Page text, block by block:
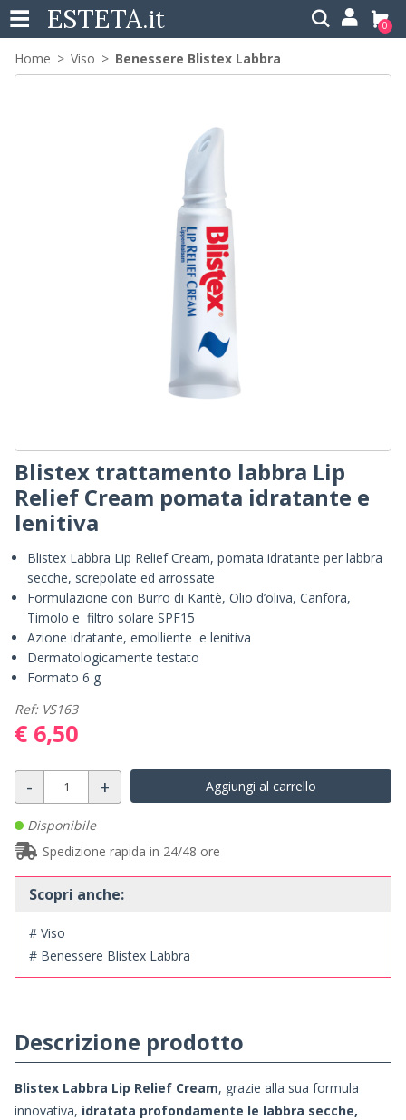
ESTETA.it 0
Home Viso Benessere Blistex Labbra
Blistex trattamento labbra Lip
Relief Cream pomata idratante e
lenitiva
Blistex Labbra Lip Relief Cream, pomata idratante per labbra
secche, screpolate ed arrossate
Formulazione con Burro di Karitè, Olio d’oliva, Canfora,
Timolo e filtro solare SPF15
Azione idratante, emolliente e lenitiva
Dermatologicamente testato
Formato 6 g
Ref: VS163
€ 6,50
- + Aggiungi al carrello
Disponibile
Spedizione rapida in 24/48 ore
Scopri anche:
# Viso
# Benessere Blistex Labbra
Descrizione prodotto
Blistex Labbra Lip Relief Cream, grazie alla sua formula
innovativa, idratata profondamente le labbra secche,